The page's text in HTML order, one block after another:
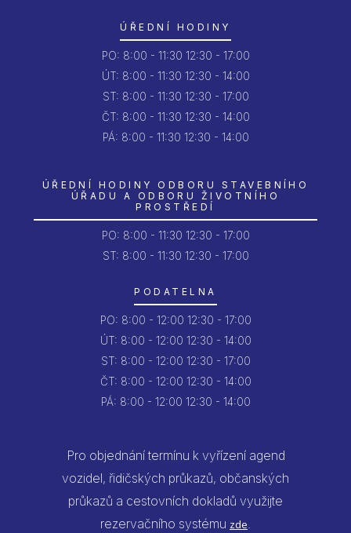
ÚŘEDNÍ HODINY
PO: 8:00 - 11:30 12:30 - 17:00
ÚT: 8:00 - 11:30 12:30 - 14:00
ST: 8:00 - 11:30 12:30 - 17:00
ČT: 8:00 - 11:30 12:30 - 14:00
PÁ: 8:00 - 11:30 12:30 - 14:00
ÚŘEDNÍ HODINY ODBORU STAVEBNÍHO
ÚŘADU A ODBORU ŽIVOTNÍHO
PROSTŘEDÍ
PO: 8:00 - 11:30 12:30 - 17:00
ST: 8:00 - 11:30 12:30 - 17:00
PODATELNA
PO: 8:00 - 12:00 12:30 - 17:00
ÚT: 8:00 - 12:00 12:30 - 14:00
ST: 8:00 - 12:00 12:30 - 17:00
ČT: 8:00 - 12:00 12:30 - 14:00
PÁ: 8:00 - 12:00 12:30 - 14:00
Pro objednání termínu k vyřízení agend
vozidel, řidičských průkazů, občanských
průkazů a cestovních dokladů využijte
rezervačního systému zde.